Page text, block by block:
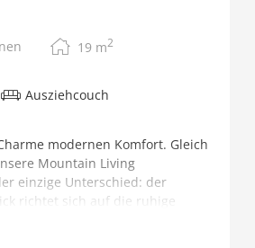
19 m2
Ausziehcouch
modernen Komfort. Gleich
Mountain Living
einzige Unterschied: der
richtet sich auf die ruhige
Gäste, die Erholung und Stille